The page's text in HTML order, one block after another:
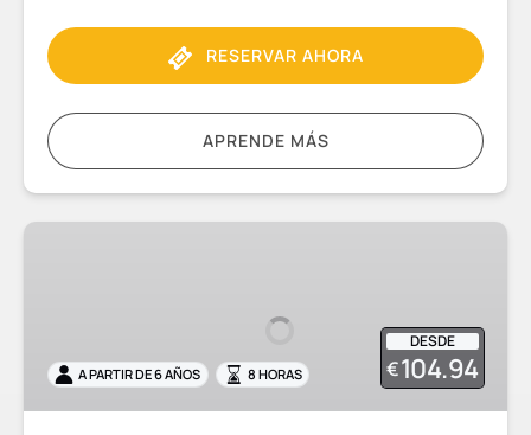
RESERVAR AHORA
APRENDE MÁS
Excursión
Pompeya
y
DESDE
€104.94
A PARTIR DE 6 AÑOS 8 HORAS